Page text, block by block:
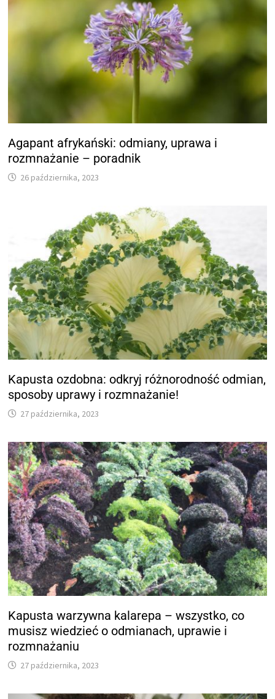
Agapant afrykański: odmiany, uprawa i
rozmnażanie – poradnik
26 października, 2023
Kapusta ozdobna: odkryj różnorodność odmian,
sposoby uprawy i rozmnażanie!
27 października, 2023
Kapusta warzywna kalarepa – wszystko, co
musisz wiedzieć o odmianach, uprawie i
rozmnażaniu
27 października, 2023